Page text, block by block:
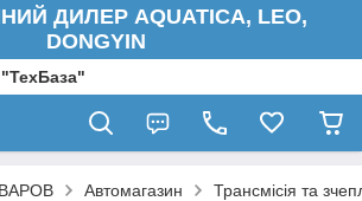
ДИЛЕР AQUATICA, LEO,
DONGYIN
"ТехБаза"
Автомагазин Трансмісія та